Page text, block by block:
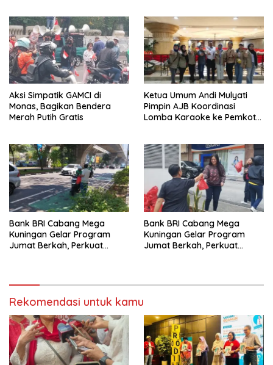
Aksi Simpatik GAMCI di
Monas, Bagikan Bendera
Merah Putih Gratis
Ketua Umum Andi Mulyati
Pimpin AJB Koordinasi
Lomba Karaoke ke Pemkot
Bank BRI Cabang Mega
Kuningan Gelar Program
Jumat Berkah, Perkuat
Bank BRI Cabang Mega
Kuningan Gelar Program
Jumat Berkah, Perkuat
Rekomendasi untuk kamu